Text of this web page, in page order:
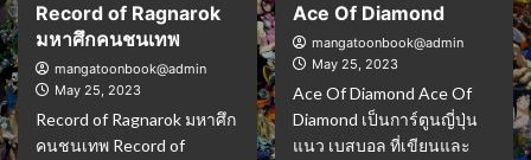
Record of Ragnarok
มหาศึกคนชนเทพ
mangatoonbook@admin
May 25, 2023
Record of Ragnarok มหาศึก
คนชนเทพ Record of
Ace Of Diamond
mangatoonbook@admin
May 25, 2023
Ace Of Diamond Ace Of
Diamond เป็นการ์ตูนญี่ปุ่น
แนว เบสบอล ที่เขียนและ